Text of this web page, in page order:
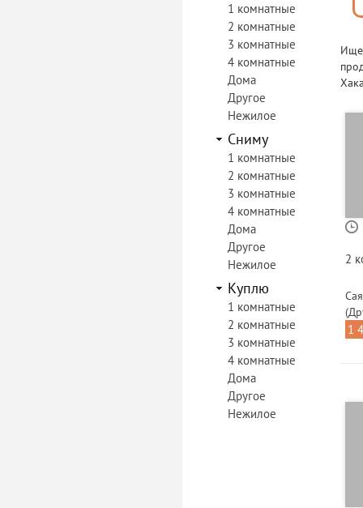
1 комнатные
2 комнатные
3 комнатные
4 комнатные
Дома
Другое
Нежилое
Сниму
1 комнатные
2 комнатные
3 комнатные
4 комнатные
Дома
Другое
Нежилое
Куплю
1 комнатные
2 комнатные
3 комнатные
4 комнатные
Дома
Другое
Нежилое
2
1